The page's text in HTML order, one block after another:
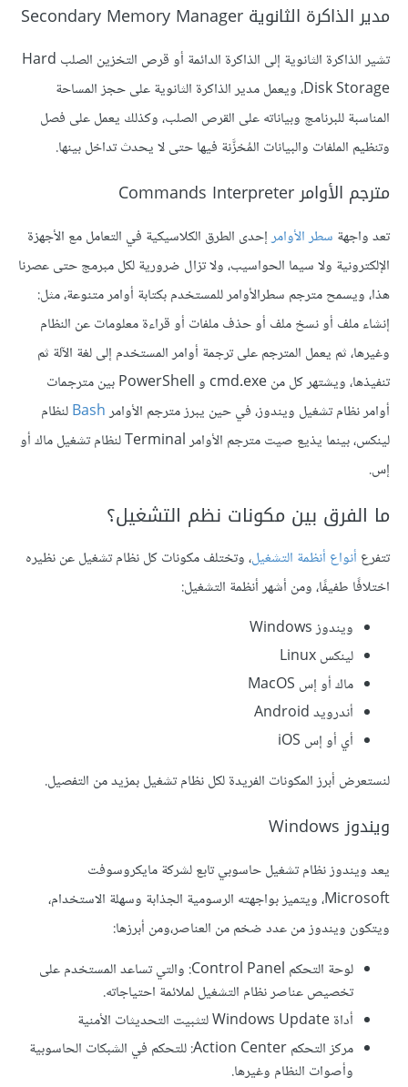
مدير الذاكرة الثانوية Secondary Memory Manager
تشير الذاكرة الثانوية إلى الذاكرة الدائمة أو قرص التخزين الصلب Hard
Disk Storage، ويعمل مدير الذاكرة الثانوية على حجز المساحة
المناسبة للبرنامج وبياناته على القرص الصلب، وكذلك يعمل على فصل
وتنظيم الملفات والبيانات المُخزَّنة فيها حتى لا يحدث تداخل بينها.
مترجم الأوامر Commands Interpreter
تعد واجهة سطر الأوامرإحدى الطرق الكلاسيكية في التعامل مع الأجهزة
الإلكترونية ولا سيما الحواسيب، ولا تزال ضرورية لكل مبرمج حتى عصرنا
هذا، ويسمح مترجم سطرالأوامر للمستخدم بكتابة أوامر متنوعة، مثل:
إنشاء ملف أو نسخ ملف أو حذف ملفات أو قراءة معلومات عن النظام
وغيرها، ثم يعمل المترجم على ترجمة أوامر المستخدم إلى لغة الآلة ثم
تنفيذها، ويشتهر كل من cmd.exe و PowerShell بين مترجمات
أوامر نظام تشغيل ويندوز، في حين يبرز مترجم الأوامرBashلنظام
لينكس، بينما يذيع صيت مترجم الأوامر Terminal لنظام تشغيل ماك أو
إس.
ما الفرق بين مكونات نظم التشغيل؟
تتفرع أنواع أنظمة التشغيل، وتختلف مكونات كل نظام تشغيل عن نظيره
اختلافًا طفيفًا، ومن أشهر أنظمة التشغيل:
ويندوز Windows
لينكس Linux
ماك أو إس MacOS
أندرويد Android
أي أو إس iOS
لنستعرض أبرز المكونات الفريدة لكل نظام تشغيل بمزيد من التفصيل.
ويندوز Windows
يعد ويندوز نظام تشغيل حاسوبي تابع لشركة مايكروسوفت
Microsoft، ويتميز بواجهته الرسومية الجذابة وسهلة الاستخدام،
ويتكون ويندوز من عدد ضخم من العناصر،ومن أبرزها:
لوحة التحكم Control Panel: والتي تساعد المستخدم على
تخصيص عناصر نظام التشغيل لملائمة احتياجاته.
أداة Windows Update لتثبيت التحديثات الأمنية
مركز التحكم Action Center
:للتحكم في الشبكات الحاسوبية
وأصوات النظام وغيرها.